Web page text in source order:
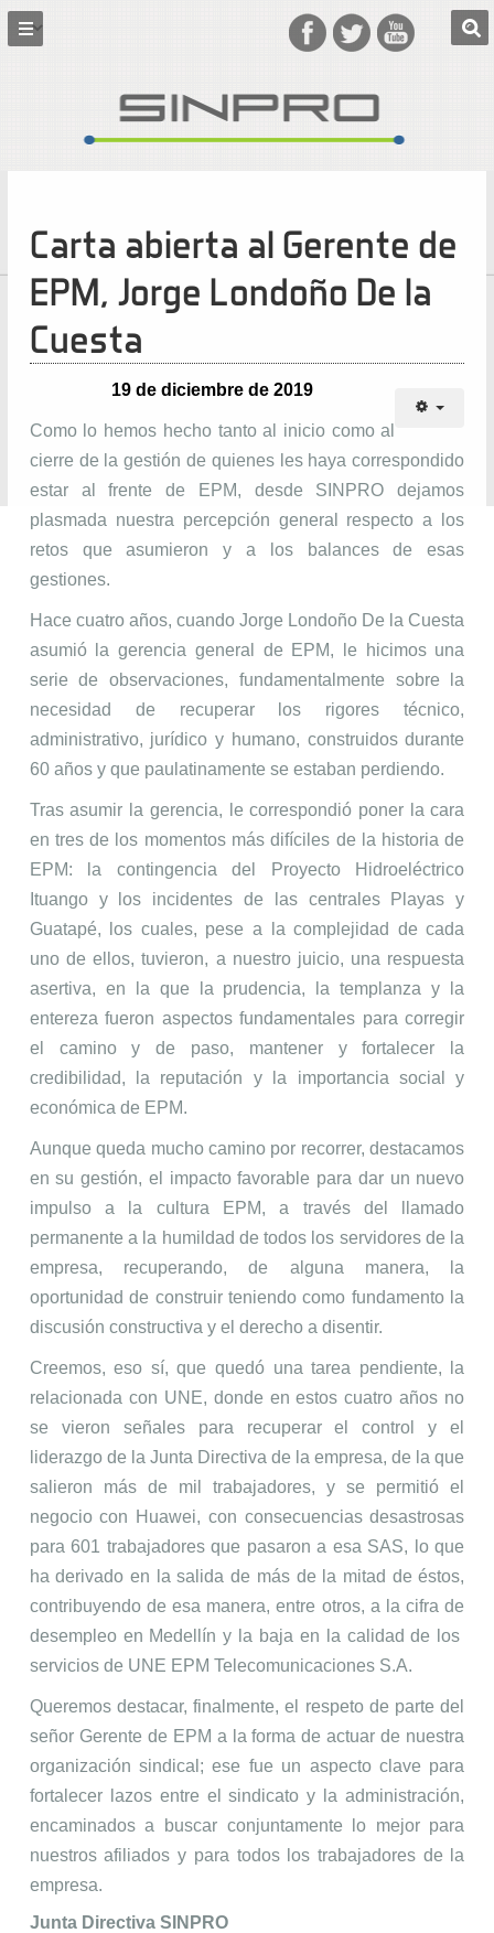
Carta abierta al Gerente de
EPM, Jorge Londoño De la
Cuesta
19 de diciembre de 2019
Como lo hemos hecho tanto al inicio como al
cierre de la gestión de quienes les haya correspondido
estar al frente de EPM, desde SINPRO dejamos
plasmada nuestra percepción general respecto a los
retos que asumieron y a los balances de esas
gestiones.
Hace cuatro años, cuando Jorge Londoño De la Cuesta
asumió la gerencia general de EPM, le hicimos una
serie de observaciones, fundamentalmente sobre la
necesidad de recuperar los rigores técnico,
administrativo, jurídico y humano, construidos durante
60 años y que paulatinamente se estaban perdiendo.
Tras asumir la gerencia, le correspondió poner la cara
en tres de los momentos más difíciles de la historia de
EPM: la contingencia del Proyecto Hidroeléctrico
Ituango y los incidentes de las centrales Playas y
Guatapé, los cuales, pese a la complejidad de cada
uno de ellos, tuvieron, a nuestro juicio, una respuesta
asertiva, en la que la prudencia, la templanza y la
entereza fueron aspectos fundamentales para corregir
el camino y de paso, mantener y fortalecer la
credibilidad, la reputación y la importancia social y
económica de EPM.
Aunque queda mucho camino por recorrer, destacamos
en su gestión, el impacto favorable para dar un nuevo
impulso a la cultura EPM, a través del llamado
permanente a la humildad de todos los servidores de la
empresa, recuperando, de alguna manera, la
oportunidad de construir teniendo como fundamento la
discusión constructiva y el derecho a disentir.
Creemos, eso sí, que quedó una tarea pendiente, la
relacionada con UNE, donde en estos cuatro años no
se vieron señales para recuperar el control y el
liderazgo de la Junta Directiva de la empresa, de la que
salieron más de mil trabajadores, y se permitió el
negocio con Huawei, con consecuencias desastrosas
para 601 trabajadores que pasaron a esa SAS, lo que
ha derivado en la salida de más de la mitad de éstos,
contribuyendo de esa manera, entre otros, a la cifra de
desempleo en Medellín y la baja en la calidad de los
servicios de UNE EPM Telecomunicaciones S.A.
Queremos destacar, finalmente, el respeto de parte del
señor Gerente de EPM a la forma de actuar de nuestra
organización sindical; ese fue un aspecto clave para
fortalecer lazos entre el sindicato y la administración,
encaminados a buscar conjuntamente lo mejor para
nuestros afiliados y para todos los trabajadores de la
empresa.
Junta Directiva SINPRO